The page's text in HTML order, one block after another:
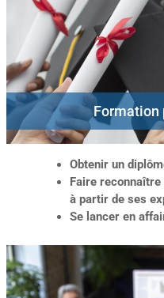
Formation
Obtenir un
Faire
à partir de ses
Se lancer en